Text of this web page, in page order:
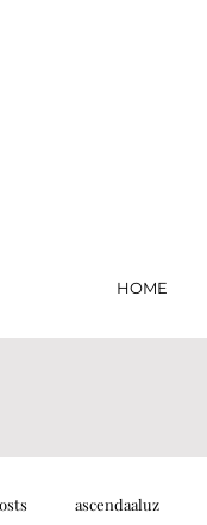
HOME
ascendaaluz